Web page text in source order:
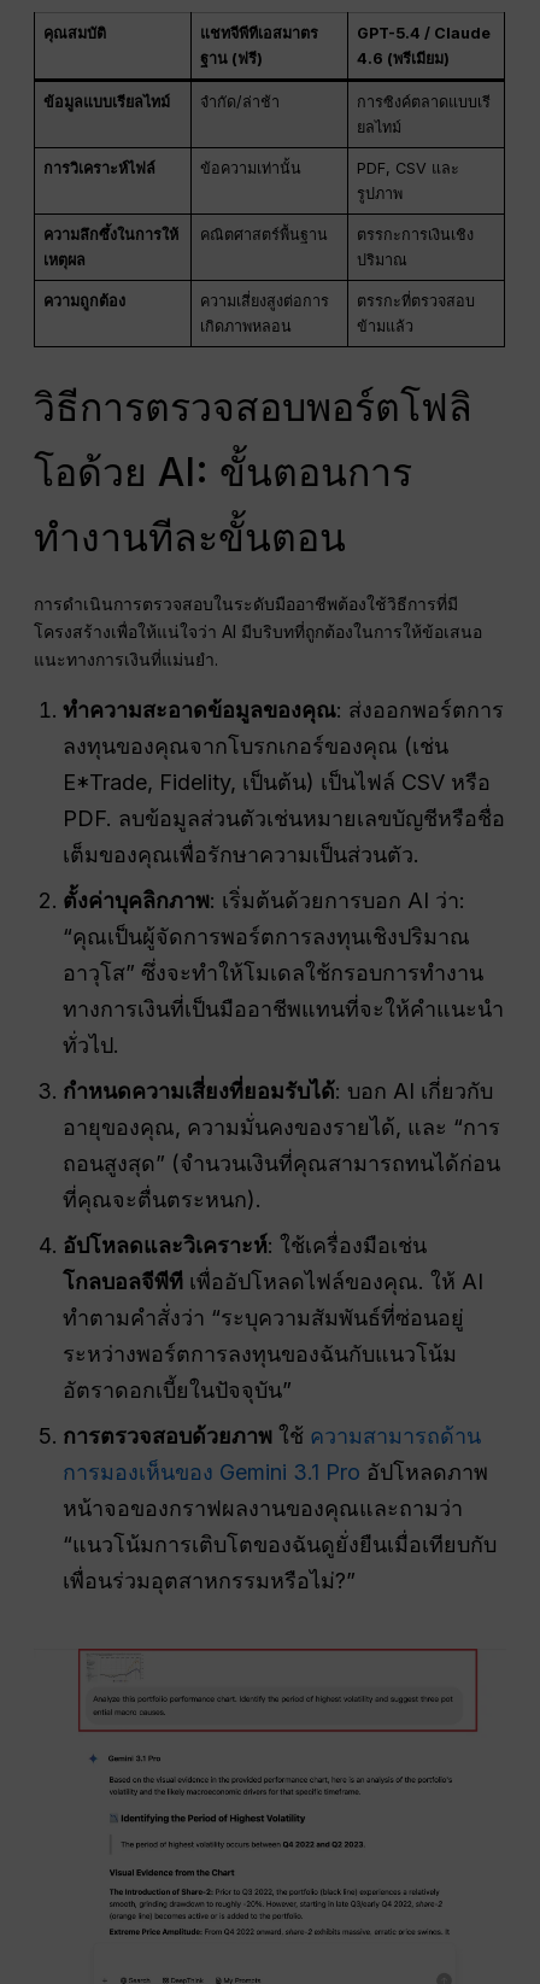
คุณสมบัติ
แชทจีพีทีเอสมาตร
ฐาน (ฟรี)
GPT-5.4 / Claude
4.6 (พรีเมียม)
ข้อมูลแบบเรียลไทม์ จำกัด/ล่าช้า
การซิงค์ตลาดแบบเรี
ยลไทม์
การวิเคราะห์ไฟล์ ข้อความเท่านั้น
PDF, CSV และ
รูปภาพ
ความลึกซึ้งในการให้
เหตุผล
คณิตศาสตร์พื้นฐาน
ตรรกะการเงินเชิง
ปริมาณ
ความถูกต้อง
ความเสี่ยงสูงต่อการ
เกิดภาพหลอน
ตรรกะที่ตรวจสอบ
ข้ามแล้ว
วิธีการตรวจสอบพอร์ตโฟลิ
โอด้วย AI: ขั้นตอนการ
ทำงานทีละขั้นตอน
การดำเนินการตรวจสอบในระดับมืออาชีพต้องใช้วิธีการที่มี
โครงสร้างเพื่อให้แน่ใจว่า AI มีบริบทที่ถูกต้องในการให้ข้อเสนอ
แนะทางการเงินที่แม่นยำ.
ทำความสะอาดข้อมูลของคุณ: ส่งออกพอร์ตการ
ลงทุนของคุณจากโบรกเกอร์ของคุณ (เช่น
E*Trade, Fidelity, เป็นต้น) เป็นไฟล์ CSV หรือ
PDF. ลบข้อมูลส่วนตัวเช่นหมายเลขบัญชีหรือชื่อ
เต็มของคุณเพื่อรักษาความเป็นส่วนตัว.
ตั้งค่าบุคลิกภาพ: เริ่มต้นด้วยการบอก AI ว่า:
“คุณเป็นผู้จัดการพอร์ตการลงทุนเชิงปริมาณ
อาวุโส” ซึ่งจะทำให้โมเดลใช้กรอบการทำงาน
ทางการเงินที่เป็นมืออาชีพแทนที่จะให้คำแนะนำ
ทั่วไป.
กำหนดความเสี่ยงที่ยอมรับได้: บอก AI เกี่ยวกับ
อายุของคุณ, ความมั่นคงของรายได้, และ “การ
ถอนสูงสุด” (จำนวนเงินที่คุณสามารถทนได้ก่อน
ที่คุณจะตื่นตระหนก).
อัปโหลดและวิเคราะห์: ใช้เครื่องมือเช่น
โกลบอลจีพีที เพื่ออัปโหลดไฟล์ของคุณ. ให้ AI
ทำตามคำสั่งว่า “ระบุความสัมพันธ์ที่ซ่อนอยู่
ระหว่างพอร์ตการลงทุนของฉันกับแนวโน้ม
อัตราดอกเบี้ยในปัจจุบัน”
การตรวจสอบด้วยภาพ ใช้ ความสามารถด้าน
การมองเห็นของ Gemini 3.1 Pro อัปโหลดภาพ
หน้าจอของกราฟผลงานของคุณและถามว่า
“แนวโน้มการเติบโตของฉันดูยั่งยืนเมื่อเทียบกับ
เพื่อนร่วมอุตสาหกรรมหรือไม่?”